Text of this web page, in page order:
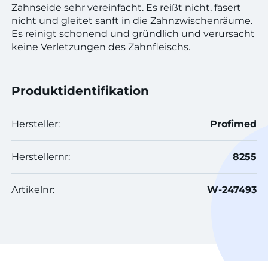
Zahnseide sehr vereinfacht. Es reißt nicht, fasert
nicht und gleitet sanft in die Zahnzwischenräume.
Es reinigt schonend und gründlich und verursacht
keine Verletzungen des Zahnfleischs.
Produktidentifikation
Hersteller: Profimed
Herstellernr: 8255
Artikelnr: W-247493